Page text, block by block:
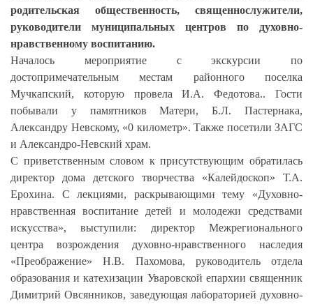
родительская общественность, священнослужители,
руководители муниципальных центров по духовно-
нравственному воспитанию.
Началось мероприятие с экскурсии по
достопримечательным местам районного поселка
Мучкапский, которую провела И.А. Федотова.. Гости
побывали у памятников Матери, Б.Л. Пастернака,
Александру Невскому, «0 километр». Также посетили ЗАГС
и Александро-Невский храм.
С приветственным словом к присутствующим обратилась
директор дома детского творчества «Калейдоскоп» Т.А.
Ерохина. С лекциями, раскрывающими тему «Духовно-
нравственная воспитание детей и молодежи средствами
искусства», выступили: директор Межрегионального
центра возрождения духовно-нравственного наследия
«Преображение» Н.В. Пахомова, руководитель отдела
образования и катехизации Уваровской епархии священник
Димитрий Овсянников, заведующая лабораторией духовно-